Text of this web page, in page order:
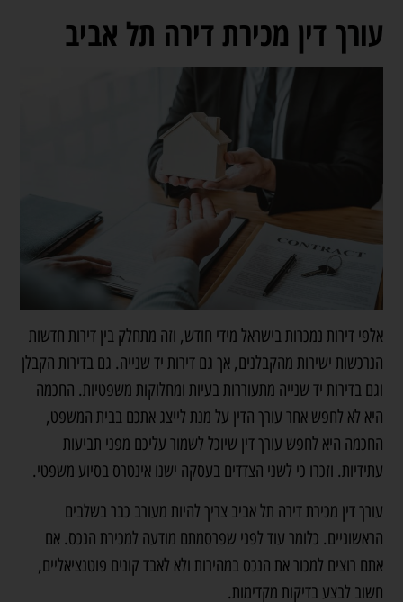
עורך דין מכירת דירה תל אביב
אלפי דירות נמכרות בישראל מידי חודש, וזה מתחלק בין דירות חדשות
הנרכשות ישירות מהקבלנים, אך גם דירות יד שנייה. גם בדירות הקבלן
וגם בדירות יד שנייה מתעוררות בעיות ומחלוקות משפטיות. החכמה
היא לא לחפש אחר עורך הדין על מנת לייצג אתכם בבית המשפט,
החכמה היא לחפש עורך דין שיוכל לשמור עליכם מפני תביעות
עתידיות. וזכרו כי לשני הצדדים בעסקה ישנו אינטרס בסיוע משפטי.
עורך דין מכירת דירה תל אביב צריך להיות מעורב כבר בשלבים
הראשוניים. כלומר עוד לפני שפרסמתם מודעה למכירת הנכס. אם
אתם רוצים למכור את הנכס במהירות ולא לאבד קונים פוטנציאליים,
חשוב לבצע בדיקות מקדימות.